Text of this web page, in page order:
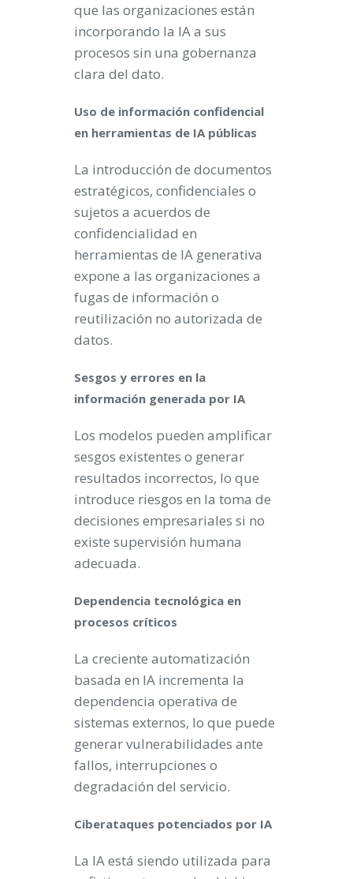
que las organizaciones están
incorporando la IA a sus
procesos sin una gobernanza
clara del dato.
Uso de información confidencial
en herramientas de IA públicas
La introducción de documentos
estratégicos, confidenciales o
sujetos a acuerdos de
confidencialidad en
herramientas de IA generativa
expone a las organizaciones a
fugas de información o
reutilización no autorizada de
datos.
Sesgos y errores en la
información generada por IA
Los modelos pueden amplificar
sesgos existentes o generar
resultados incorrectos, lo que
introduce riesgos en la toma de
decisiones empresariales si no
existe supervisión humana
adecuada.
Dependencia tecnológica en
procesos críticos
La creciente automatización
basada en IA incrementa la
dependencia operativa de
sistemas externos, lo que puede
generar vulnerabilidades ante
fallos, interrupciones o
degradación del servicio.
Ciberataques potenciados por IA
La IA está siendo utilizada para